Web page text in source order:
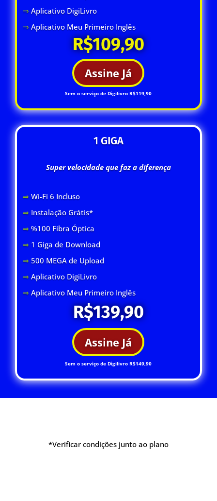
⇒Aplicativo DigiLivro
⇒Aplicativo Meu Primeiro Inglês
R$109,90
Assine Já
Sem o serviço de Digilivro R$119,90
1 GIGA
Super velocidade que faz a diferença
⇒ Wi-Fi 6 Incluso
⇒ Instalação Grátis*
⇒ %100 Fibra Óptica
⇒ 1 Giga de Download
⇒ 500 MEGA de Upload
⇒Aplicativo DigiLivro
⇒Aplicativo Meu Primeiro Inglês
R$139,90
Assine Já
Sem o serviço de Digilivro R$149,90
*Verificar condições junto ao plano